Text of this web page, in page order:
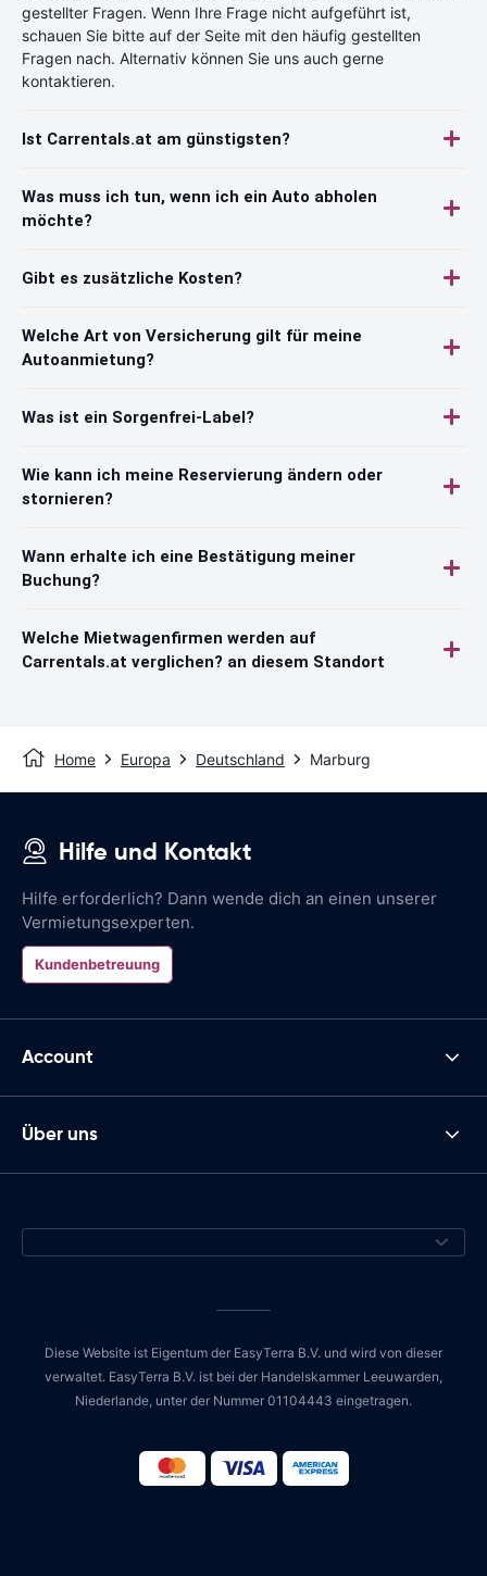
gestellter Fragen. Wenn Ihre Frage nicht aufgeführt ist,
schauen Sie bitte auf der Seite mit den häufig gestellten
Fragen nach. Alternativ können Sie uns auch gerne
kontaktieren.
Ist Carrentals.at am günstigsten?
Was muss ich tun, wenn ich ein Auto abholen
möchte?
Gibt es zusätzliche Kosten?
Welche Art von Versicherung gilt für meine
Autoanmietung?
Was ist ein Sorgenfrei-Label?
Wie kann ich meine Reservierung ändern oder
stornieren?
Wann erhalte ich eine Bestätigung meiner
Buchung?
Welche Mietwagenfirmen werden auf
Carrentals.at verglichen? an diesem Standort
Home Europa Deutschland Marburg
Hilfe und Kontakt
Hilfe erforderlich? Dann wende dich an einen unserer
Vermietungsexperten.
Kundenbetreuung
Account
Über uns
Diese Website ist Eigentum der EasyTerra B.V. und wird von dieser
verwaltet. EasyTerra B.V. ist bei der Handelskammer Leeuwarden,
Niederlande, unter der Nummer 01104443 eingetragen.